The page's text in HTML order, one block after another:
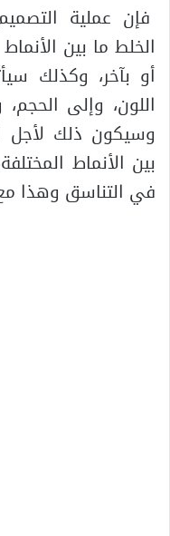
فإن عملية
الخلط ما بين
أو بآخر، وكذلك
اللون، وإلى
وسيكون ذلك لأجل
بين الأنماط
في التناسق وهذا